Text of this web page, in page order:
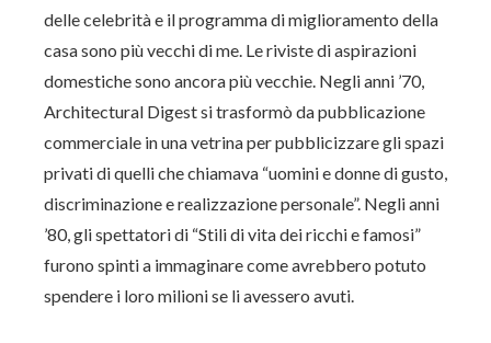
delle celebrità e il programma di miglioramento della
casa sono più vecchi di me. Le riviste di aspirazioni
domestiche sono ancora più vecchie. Negli anni ’70,
Architectural Digest si trasformò da pubblicazione
commerciale in una vetrina per pubblicizzare gli spazi
privati ​​di quelli che chiamava “uomini e donne di gusto,
discriminazione e realizzazione personale”. Negli anni
’80, gli spettatori di “Stili di vita dei ricchi e famosi”
furono spinti a immaginare come avrebbero potuto
spendere i loro milioni se li avessero avuti.